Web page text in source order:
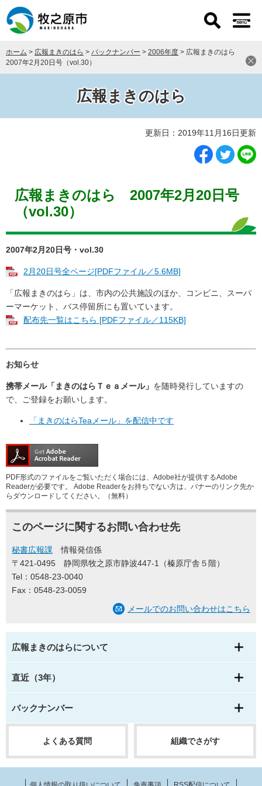
ー
先
頭
ニ
を
飛
本
ホーム > 広報まきのはら > バックナンバー > 2006年度 > 広報まきのはら
2007年2月20日号（vol.30）
広報まきのはら
更新日：2019年11月16日更新
広報まきのはら 2007年2月20日号
（vol.30）
2007年2月20日号・vol.30
2月20日号全ページ[PDFファイル／5.6MB]
「広報まきのはら」は、市内の公共施設のほか、コンビニ、スーパ
ーマーケット、バス停留所にも置いています。
配布先一覧はこちら [PDFファイル／115KB]
お知らせ
携帯メール「まきのはらＴｅａメール」 を随時発行していますの
で、ご登録をお願いします。
「まきのはらTeaメール」を配信中です
PDF形式のファイルをご覧いただく場合には、Adobe社が提供するAdobe
Readerが必要です。
Adobe Readerをお持ちでない方は、バナーのリンク先か
らダウンロードしてください。（無料）
このページに関するお問い合わせ先
秘書広報課
情報発信係
〒421-0495
静岡県牧之原市静波447-1（榛原庁舎５階）
Tel：0548-23-0040
Fax：0548-23-0059
メールでのお問い合わせはこちら
広報まきのはらについて
直近（3年）
バックナンバー
よくある質問 組織でさがす